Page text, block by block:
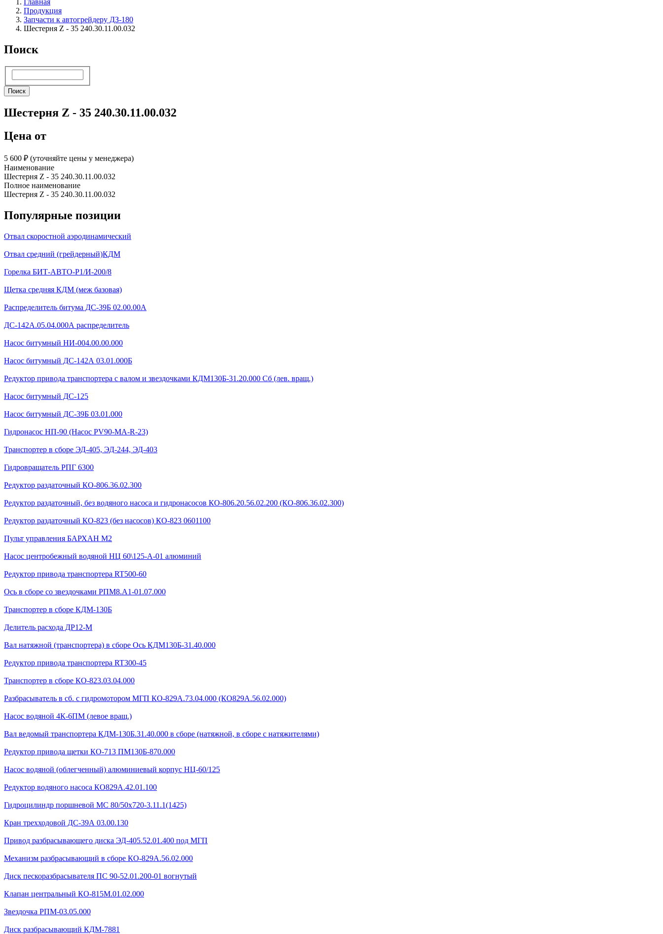
Главная
Продукция
Запчасти к автогрейдеру ДЗ-180
Шестерня Z - 35 240.30.11.00.032
Поиск
Поиск
Шестерня Z - 35 240.30.11.00.032
Цена от
5 600 ₽︁ (уточняйте цены у менеджера)
Наименование
Шестерня Z - 35 240.30.11.00.032
Полное наименование
Шестерня Z - 35 240.30.11.00.032
Популярные позиции
Отвал скоростной аэродинамический
Отвал средний (грейдерный)КДМ
Горелка БИТ-АВТО-Р1/И-200/8
Щетка средняя КДМ (меж базовая)
Распределитель битума ДС-39Б 02.00.00А
ДС-142А.05.04.000А распределитель
Насос битумный НИ-004.00.00.000
Насос битумный ДС-142А 03.01.000Б
Редуктор привода транспортера с валом и звездочками КДМ130Б-31.20.000 Сб (лев. вращ.)
Насос битумный ДС-125
Насос битумный ДС-39Б 03.01.000
Гидронасос НП-90 (Насос PV90-MA-R-23)
Транспортер в сборе ЭД-405, ЭД-244, ЭД-403
Гидровращатель РПГ 6300
Редуктор раздаточный КО-806.36.02.300
Редуктор раздаточный, без водяного насоса и гидронасосов КО-806.20.56.02.200 (КО-806.36.02.300)
Редуктор раздаточный КО-823 (без насосов) КО-823 0601100
Пульт управления БАРХАН М2
Насос центробежный водяной НЦ 60\125-А-01 алюминий
Редуктор привода транспортера RT500-60
Ось в сборе со звездочками РПМ8.А1-01.07.000
Транспортер в сборе КДМ-130Б
Делитель расхода ДР12-М
Вал натяжной (транспортера) в сборе Ось КДМ130Б-31.40.000
Редуктор привода транспортера RT300-45
Транспортер в сборе КО-823.03.04.000
Разбрасыватель в сб. с гидромотором МГП КО-829А.73.04.000 (КО829А.56.02.000)
Насос водяной 4К-6ПМ (левое вращ.)
Вал ведомый транспортера КДМ-130Б.31.40.000 в сборе (натяжной, в сборе с натяжителями)
Редуктор привода щетки КО-713 ПМ130Б-870.000
Насос водяной (облегченный) алюминиевый корпус НЦ-60/125
Редуктор водяного насоса КО829А.42.01.100
Гидроцилиндр поршневой МС 80/50х720-3.11.1(1425)
Кран трехходовой ДС-39А 03.00.130
Привод разбрасывающего диска ЭД-405.52.01.400 под МГП
Механизм разбрасывающий в сборе КО-829А.56.02.000
Диск пескоразбрасывателя ПС 90-52.01.200-01 вогнутый
Клапан центральный КО-815М.01.02.000
Звездочка РПМ-03.05.000
Диск разбрасывающий КДМ-7881